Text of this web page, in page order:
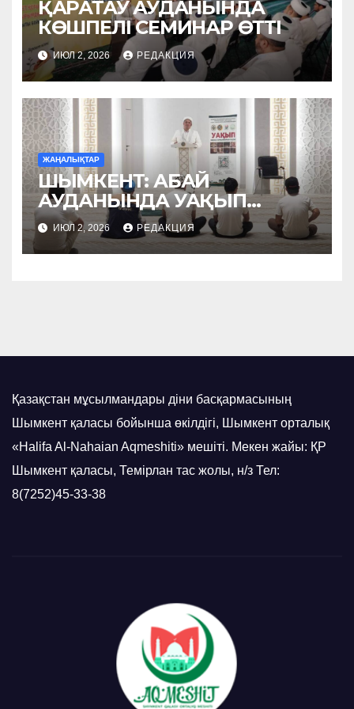
ҚАРАТАУ АУДАНЫНДА
КӨШПЕЛІ СЕМИНАР ӨТТІ
ИЮЛ 2, 2026 РЕДАКЦИЯ
ЖАҢАЛЫҚТАР
ШЫМКЕНТ: АБАЙ
АУДАНЫНДА УАҚЫП
НАСИХАТТАЛДЫ
ИЮЛ 2, 2026 РЕДАКЦИЯ
Қазақстан мұсылмандары діни басқармасының
Шымкент қаласы бойынша өкілдігі, Шымкент орталық
«Halifa Al-Nahaian Aqmeshiti» мешіті. Мекен жайы: ҚР
Шымкент қаласы, Темірлан тас жолы, н/з Тел:
8(7252)45-33-38